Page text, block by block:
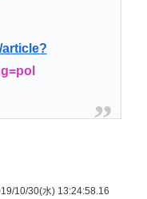
article?
10/30(水) 13:24:58.16